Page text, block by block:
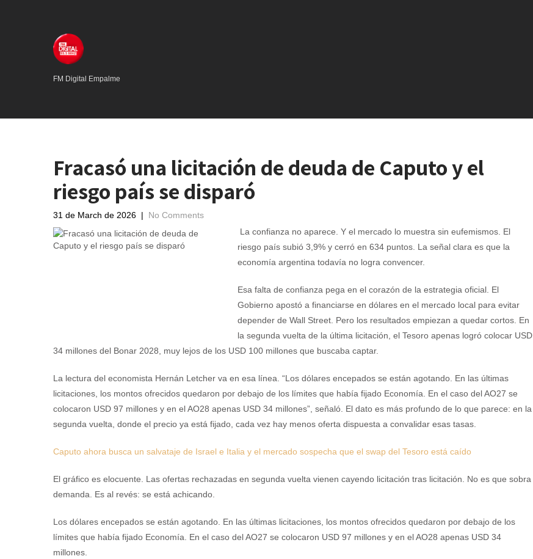
FM Digital Empalme
Fracasó una licitación de deuda de Caputo y el
riesgo país se disparó
31 de March de 2026 | No Comments
La confianza no aparece. Y el mercado lo muestra sin eufemismos. El
riesgo país subió 3,9% y cerró en 634 puntos. La señal clara es que la
economía argentina todavía no logra convencer.
Esa falta de confianza pega en el corazón de la estrategia oficial. El
Gobierno apostó a financiarse en dólares en el mercado local para evitar
depender de Wall Street. Pero los resultados empiezan a quedar cortos. En
la segunda vuelta de la última licitación, el Tesoro apenas logró colocar USD
34 millones del Bonar 2028, muy lejos de los USD 100 millones que buscaba captar.
La lectura del economista Hernán Letcher va en esa línea. “Los dólares encepados se están agotando. En las últimas
licitaciones, los montos ofrecidos quedaron por debajo de los límites que había fijado Economía. En el caso del AO27 se
colocaron USD 97 millones y en el AO28 apenas USD 34 millones”, señaló. El dato es más profundo de lo que parece: en la
segunda vuelta, donde el precio ya está fijado, cada vez hay menos oferta dispuesta a convalidar esas tasas.
Caputo ahora busca un salvataje de Israel e Italia y el mercado sospecha que el swap del Tesoro está caído
El gráfico es elocuente. Las ofertas rechazadas en segunda vuelta vienen cayendo licitación tras licitación. No es que sobra
demanda. Es al revés: se está achicando.
Los dólares encepados se están agotando. En las últimas licitaciones, los montos ofrecidos quedaron por debajo de los
límites que había fijado Economía. En el caso del AO27 se colocaron USD 97 millones y en el AO28 apenas USD 34
millones.